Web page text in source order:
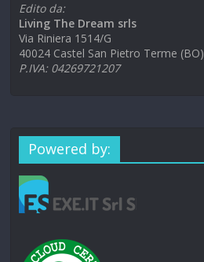
Edito da:
Living The Dream srls
Via Riniera 1514/G
40024 Castel San Pietro Terme (BO)
P.IVA: 04269721207
Powered by: